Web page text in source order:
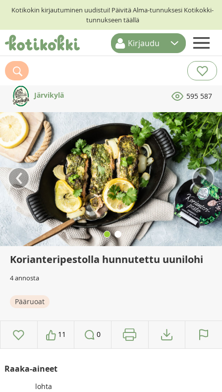
Kotikokin kirjautuminen uudistui! Päivitä Alma-tunnuksesi Kotikokki-
tunnukseen täällä
ETUSIVU
RESEPTIHAKU
RUOKATEEMAT
KESKUSTELUT
KOTIKOKIT
Kirjaudu
Järvikylä 595 587
‹ ›
Korianteripestolla hunnutettu uunilohi
4 annosta
Pääruoat
11 0
Raaka-aineet
lohta